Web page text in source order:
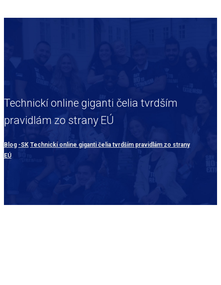
Technickí online giganti čelia tvrdším
pravidlám zo strany EÚ
Blog -SK Technickí online giganti čelia tvrdším pravidlám zo strany
EÚ